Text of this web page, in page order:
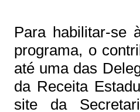
Para habilitar-se
programa, o
até uma das
da Receita
site da